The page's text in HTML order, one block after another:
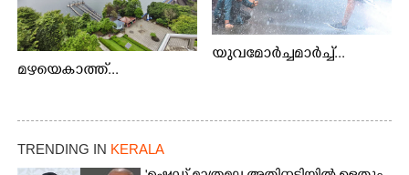
മഴയെകാത്ത്...
യുവമോർച്ചമാർച്ച്...
TRENDING IN KERALA